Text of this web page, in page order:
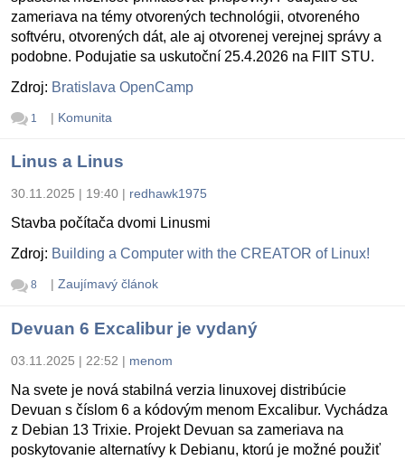
zameriava na témy otvorených technológii, otvoreného
softvéru, otvorených dát, ale aj otvorenej verejnej správy a
podobne. Podujatie sa uskutoční 25.4.2026 na FIIT STU.
Zdroj: Bratislava OpenCamp
1 | Komunita
Linus a Linus
30.11.2025 | 19:40 | redhawk1975
Stavba počítača dvomi Linusmi
Zdroj: Building a Computer with the CREATOR of Linux!
8 | Zaujímavý článok
Devuan 6 Excalibur je vydaný
03.11.2025 | 22:52 | menom
Na svete je nová stabilná verzia linuxovej distribúcie
Devuan s číslom 6 a kódovým menom Excalibur. Vychádza
z Debian 13 Trixie. Projekt Devuan sa zameriava na
poskytovanie alternatívy k Debianu, ktorú je možné použiť